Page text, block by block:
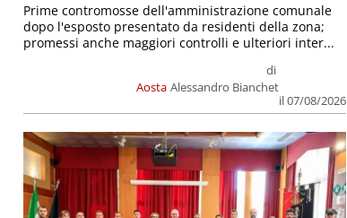
Aosta
di
Alessandro Bianchet
il 07/08/2026
Prime contromosse dell'amministrazione comunale
dopo l'esposto presentato da residenti della zona;
promessi anche maggiori controlli e ulteriori inter...